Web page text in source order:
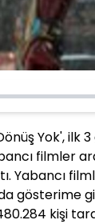
Yok', ilk
filmler
Yabancı
gösterime
kişi